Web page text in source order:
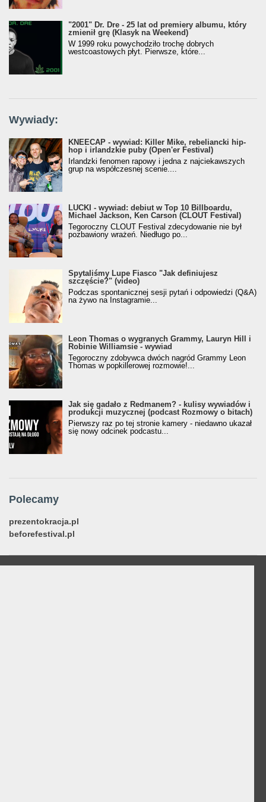
"2001" Dr. Dre - 25 lat od premiery albumu, który
zmienił grę (Klasyk na Weekend)
W 1999 roku powychodziło trochę dobrych
westcoastowych płyt. Pierwsze, które...
Wywiady:
KNEECAP - wywiad: Killer Mike, rebeliancki hip-
hop i irlandzkie puby (Open'er Festival)
Irlandzki fenomen rapowy i jedna z najciekawszych
grup na współczesnej scenie....
LUCKI - wywiad: debiut w Top 10 Billboardu,
Michael Jackson, Ken Carson (CLOUT Festival)
Tegoroczny CLOUT Festival zdecydowanie nie był
pozbawiony wrażeń. Niedługo po...
Spytaliśmy Lupe Fiasco "Jak definiujesz
szczęście?" (video)
Podczas spontanicznej sesji pytań i odpowiedzi (Q&A)
na żywo na Instagramie...
Leon Thomas o wygranych Grammy, Lauryn Hill i
Robinie Williamsie - wywiad
Tegoroczny zdobywca dwóch nagród Grammy Leon
Thomas w popkillerowej rozmowie!...
Jak się gadało z Redmanem? - kulisy wywiadów i
produkcji muzycznej (podcast Rozmowy o bitach)
Pierwszy raz po tej stronie kamery - niedawno ukazał
się nowy odcinek podcastu...
Polecamy
prezentokracja.pl
beforefestival.pl